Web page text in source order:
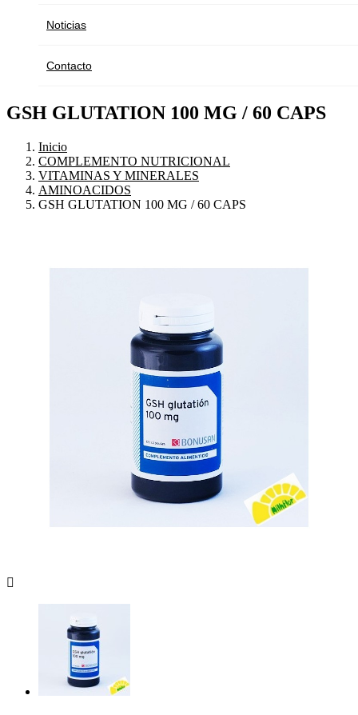
Noticias
Contacto
GSH GLUTATION 100 MG / 60 CAPS
Inicio
COMPLEMENTO NUTRICIONAL
VITAMINAS Y MINERALES
AMINOACIDOS
GSH GLUTATION 100 MG / 60 CAPS
